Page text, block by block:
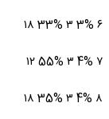
۶ 3% ۳ 33% ۱۸
۷ 4% ۳ 55% ۱۲
۸ 4% ۳ 35% ۱۸